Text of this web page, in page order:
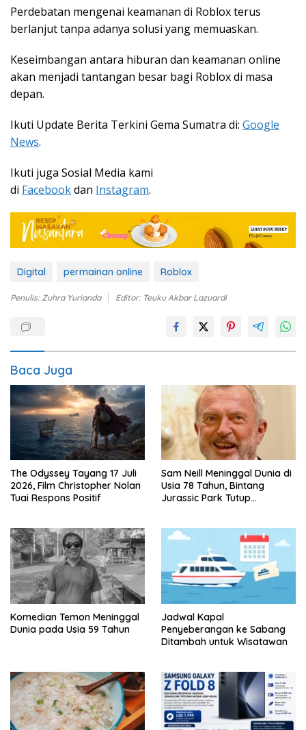
Perdebatan mengenai keamanan di Roblox terus
berlanjut tanpa adanya solusi yang memuaskan.
Keseimbangan antara hiburan dan keamanan online
akan menjadi tantangan besar bagi Roblox di masa
depan.
Ikuti Update Berita Terkini Gema Sumatra di: Google
News.
Ikuti juga Sosial Media kami
di Facebookdan Instagram.
Digital permainan online Roblox
Penulis: Zuhra Yurianda Editor: Teuku Akbar Lazuardi
Baca Juga
The Odyssey Tayang 17 Juli
2026, Film Christopher Nolan
Tuai Respons Positif
Sam Neill Meninggal Dunia di
Usia 78 Tahun, Bintang
Jurassic Park Tutup
Komedian Temon Meninggal
Dunia pada Usia 59 Tahun
Jadwal Kapal
Penyeberangan ke Sabang
Ditambah untuk Wisatawan